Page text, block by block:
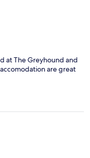
at The Greyhound and
are great